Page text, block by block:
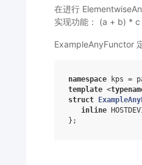
在进行
实现功能： (a + b) *
ExampleAnyFunctor
namespace kps =
template <
struct
inline
};